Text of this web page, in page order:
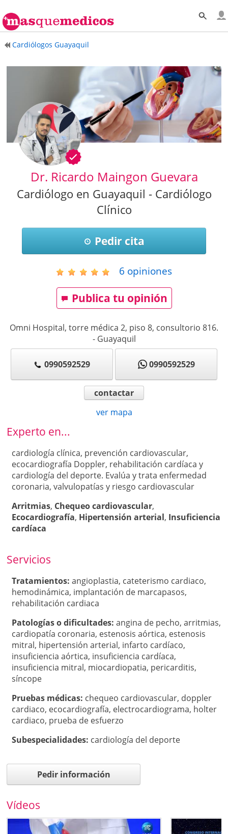
Cardiólogos Guayaquil
Dr. Ricardo Maingon Guevara
Cardiólogo en Guayaquil - Cardiólogo
Clínico
Pedir cita
6 opiniones
Publica tu opinión
Omni Hospital, torre médica 2, piso 8, consultorio 816.
- Guayaquil
0990592529 0990592529
contactar
ver mapa
Experto en...
cardiología clínica, prevención cardiovascular,
ecocardiografía Doppler, rehabilitación cardíaca y
cardiología del deporte. Evalúa y trata enfermedad
coronaria, valvulopatías y riesgo cardiovascular
Arritmias, Chequeo cardiovascular,
Ecocardiografía, Hipertensión arterial, Insuficiencia
cardíaca
Servicios
Tratamientos: angioplastia, cateterismo cardiaco,
hemodinámica, implantación de marcapasos,
rehabilitación cardiaca
Patologí­as o dificultades: angina de pecho,arritmias,
cardiopatía coronaria, estenosis aórtica, estenosis
mitral, hipertensión arterial, infarto cardíaco,
insuficiencia aórtica, insuficiencia cardíaca,
insuficiencia mitral, miocardiopatia, pericarditis,
síncope
Pruebas médicas: chequeo cardiovascular, doppler
cardiaco, ecocardiografía, electrocardiograma, holter
cardiaco, prueba de esfuerzo
Subespecialidades: cardiología del deporte
Pedir información
Vídeos